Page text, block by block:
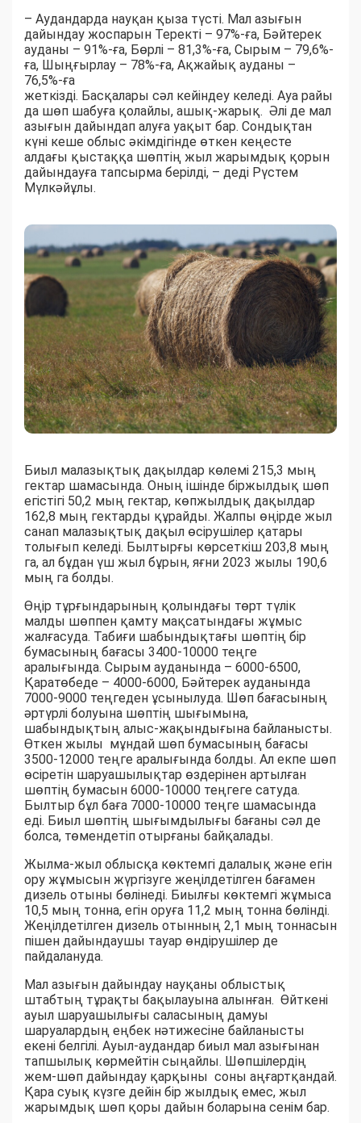
– Аудандарда науқан қыза түсті. Мал азығын
дайындау жоспарын Теректі – 97%-ға, Бәйтерек
ауданы – 91%-ға, Бөрлі – 81,3%-ға, Сырым – 79,6%-
ға, Шыңғырлау – 78%-ға, Ақжайық ауданы –
76,5%-ға
жеткізді. Басқалары сәл кейіндеу келеді. Ауа райы
да шөп шабуға қолайлы, ашық-жарық. Әлі де мал
азығын дайындап алуға уақыт бар. Сондықтан
күні кеше облыс әкімдігінде өткен кеңесте
алдағы қыстаққа шөптің жыл жарымдық қорын
дайындауға тапсырма берілді, – деді Рүстем
Мүлкәйұлы.
Биыл малазықтық дақылдар көлемі 215,3 мың
гектар шамасында. Оның ішінде біржылдық шөп
егістігі 50,2 мың гектар, көпжылдық дақылдар
162,8 мың гектарды құрайды. Жалпы өңірде жыл
санап малазықтық дақыл өсірушілер қатары
толығып келеді. Былтырғы көрсеткіш 203,8 мың
га, ал бұдан үш жыл бұрын, яғни 2023 жылы 190,6
мың га болды.
Өңір тұрғындарының қолындағы төрт түлік
малды шөппен қамту мақсатындағы жұмыс
жалғасуда. Табиғи шабындықтағы шөптің бір
бумасының бағасы 3400-10000 теңге
аралығында. Сырым ауданында – 6000-6500,
Қаратөбеде – 4000-6000, Бәйтерек ауданында
7000-9000 теңгеден ұсынылуда. Шөп бағасының
әртүрлі болуына шөптің шығымына,
шабындықтың алыс-жақындығына байланысты.
Өткен жылы мұндай шөп бумасының бағасы
3500-12000 теңге аралығында болды. Ал екпе шөп
өсіретін шаруашылықтар өздерінен артылған
шөптің бумасын 6000-10000 теңгеге сатуда.
Былтыр бұл баға 7000-10000 теңге шамасында
еді. Биыл шөптің шығымдылығы бағаны сәл де
болса, төмендетіп отырғаны байқалады.
Жылма-жыл облысқа көктемгі далалық және егін
ору жұмысын жүргізуге жеңілдетілген бағамен
дизель отыны бөлінеді. Биылғы көктемгі жұмыса
10,5 мың тонна, егін оруға 11,2 мың тонна бөлінді.
Жеңілдетілген дизель отынның 2,1 мың тоннасын
пішен дайындаушы тауар өндірушілер де
пайдалануда.
Мал азығын дайындау науқаны облыстық
штабтың тұрақты бақылауына алынған. Өйткені
ауыл шаруашылығы саласының дамуы
шаруалардың еңбек нәтижесіне байланысты
екені белгілі. Ауыл-аудандар биыл мал азығынан
тапшылық көрмейтін сыңайлы. Шөпшілердің
жем-шөп дайындау қарқыны соны аңғартқандай.
Қара суық күзге дейін бір жылдық емес, жыл
жарымдық шөп қоры дайын боларына сенім бар.